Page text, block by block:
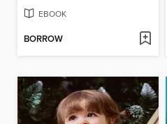
EBOOK
BORROW